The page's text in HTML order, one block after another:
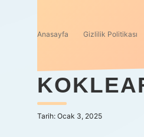
Anasayfa Gizlilik Politikası
Tarih: Ocak 3, 2025